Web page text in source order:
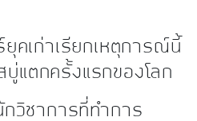
เก่าเรียกเหตุการณ์นี้
แตกครั้งแรกของโลก
ชาการที่ทำการ